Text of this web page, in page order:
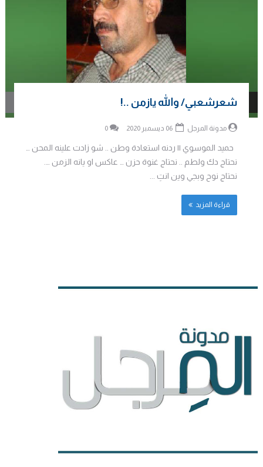
شعرشعبي/ والله يازمن ..!
مدونة المرجل 0
حميد الموسوي || ردنه استعادة وطن .. شو زادت علينه المحن …
نحتاج دك ولطم .. نحتاج غنوة حزن … عاكس او يانه الزمن ….
نحتاج نوح وبجي وين انتِ ...
قراءة المزيد